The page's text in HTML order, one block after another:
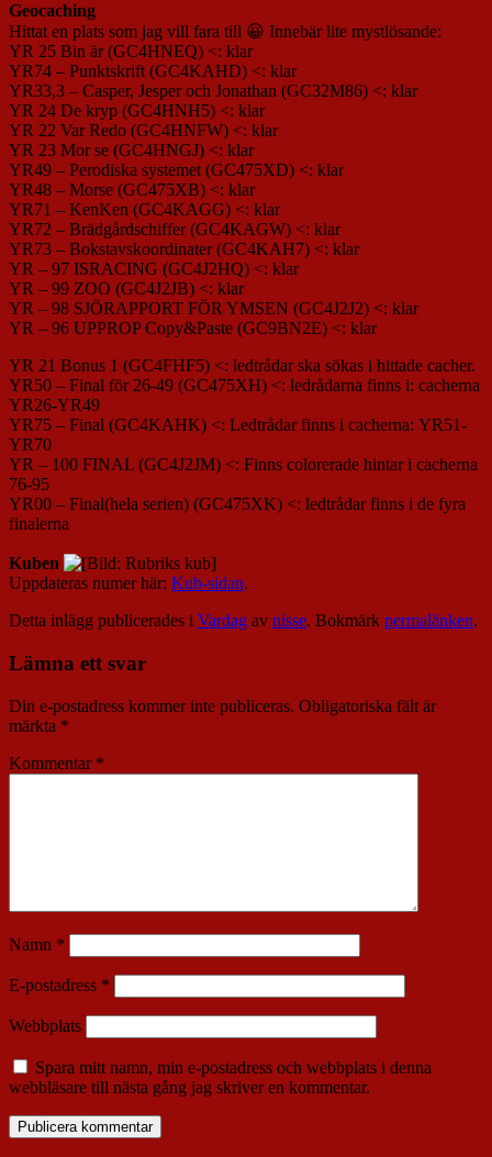
Geocaching
Hittat en plats som jag vill fara till 😀 Innebär lite mystlösande:
YR 25 Bin är (GC4HNEQ) <: klar
YR74 – Punktskrift (GC4KAHD) <: klar
YR33,3 – Casper, Jesper och Jonathan (GC32M86) <: klar
YR 24 De kryp (GC4HNH5) <: klar
YR 22 Var Redo (GC4HNFW) <: klar
YR 23 Mor se (GC4HNGJ) <: klar
YR49 – Perodiska systemet (GC475XD) <: klar
YR48 – Morse (GC475XB) <: klar
YR71 – KenKen (GC4KAGG) <: klar
YR72 – Brädgårdschiffer (GC4KAGW) <: klar
YR73 – Bokstavskoordinater (GC4KAH7) <: klar
YR – 97 ISRACING (GC4J2HQ) <: klar
YR – 99 ZOO (GC4J2JB) <: klar
YR – 98 SJÖRAPPORT FÖR YMSEN (GC4J2J2) <: klar
YR – 96 UPPROP Copy&Paste (GC9BN2E) <: klar
YR 21 Bonus 1 (GC4FHF5) <: ledtrådar ska sökas i hittade cacher.
YR50 – Final för 26-49 (GC475XH) <: ledrådarna finns i: cacherna
YR26-YR49
YR75 – Final (GC4KAHK) <: Ledtrådar finns i cacherna: YR51-
YR70
YR – 100 FINAL (GC4J2JM) <: Finns colorerade hintar i cacherna
76-95
YR00 – Final(hela serien) (GC475XK) <: ledtrådar finns i de fyra
finalerna
Kuben
Uppdateras numer här: Kub-sidan.
Detta inlägg publicerades i Vardag av nisse. Bokmärk permalänken.
Lämna ett svar
Din e-postadress kommer inte publiceras. Obligatoriska fält är
märkta *
Kommentar *
Namn *
E-postadress *
Webbplats
Spara mitt namn, min e-postadress och webbplats i denna
webbläsare till nästa gång jag skriver en kommentar.